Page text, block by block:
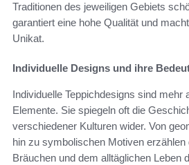
Traditionen des jeweiligen Gebiets
garantiert eine hohe Qualität und
Unikat.
Individuelle Designs und ihre
Individuelle Teppichdesigns sind mehr
Elemente. Sie spiegeln oft die
verschiedener Kulturen wider. Von
hin zu symbolischen Motiven erzählen
Bräuchen und dem alltäglichen Leben